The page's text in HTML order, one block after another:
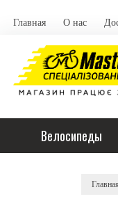
Главная О нас
Велосипеды
Главная